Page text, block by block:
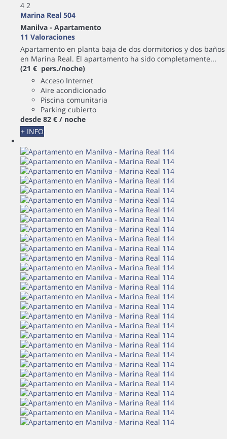
4 2
Marina Real 504
Manilva - Apartamento
11 Valoraciones
Apartamento en planta baja de dos dormitorios y dos baños
en Marina Real. El apartamento ha sido completamente...
(21 € pers./noche)
Acceso Internet
Aire acondicionado
Piscina comunitaria
Parking cubierto
desde 82 € / noche
+ INFO